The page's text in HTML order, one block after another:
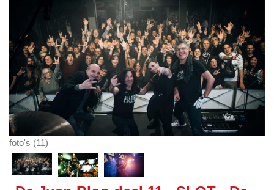
foto's (11)